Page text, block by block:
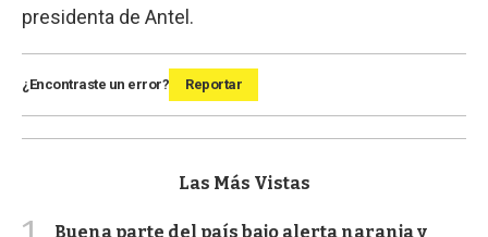
presidenta de Antel.
¿Encontraste un error? Reportar
Las Más Vistas
Buena parte del país bajo alerta naranja y